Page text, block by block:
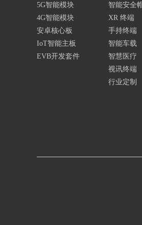
5G智能模块
4G智能模块
安卓核心板
IoT智能主板
EVB开发套件
智能安全
XR 终端
手持终端
智能车载
智慧医疗
视讯终端
行业定制